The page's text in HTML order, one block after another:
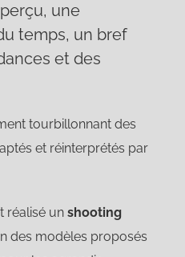
une
temps, un bref
et des
tourbillonnant des
et réinterprétés par
réalisé un shooting
des modèles proposés